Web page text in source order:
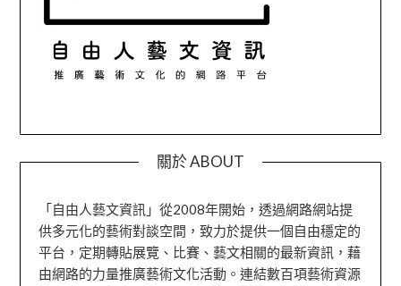
關於 ABOUT
「自由人藝文資訊」從2008年開始，透過網路網站提
供多元化的藝術對談空間，致力於提供一個自由穩定的
平台，定期轉貼展覽、比賽、藝文相關的最新資訊，藉
由網路的力量推廣藝術文化活動。連結數百項藝術資源